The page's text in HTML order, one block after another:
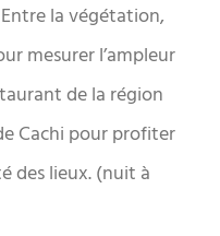
la végétation,
mesurer l’ampleur
de la région
Cachi pour profiter
des lieux. (nuit à